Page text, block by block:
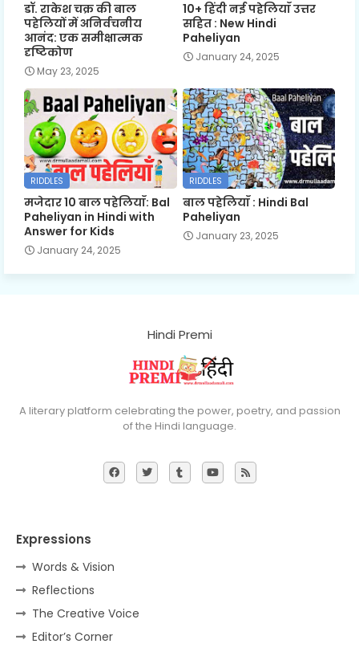
डॉ. राकेश चक्र की बाल
पहेलियों में अनिर्वचनीय
आनंद: एक समीक्षात्मक
दृष्टिकोण
May 23, 2025
10+ हिंदी नई पहेलियाँ उत्तर
सहित : New Hindi
Paheliyan
January 24, 2025
RIDDLES
मजेदार 10 बाल पहेलियाँ: Bal
Paheliyan in Hindi with
Answer for Kids
January 24, 2025
RIDDLES
बाल पहेलियाँ : Hindi Bal
Paheliyan
January 23, 2025
Hindi Premi
A literary platform celebrating the power, poetry, and passion
of the Hindi language.
Expressions
Words & Vision
Reflections
The Creative Voice
Editor’s Corner